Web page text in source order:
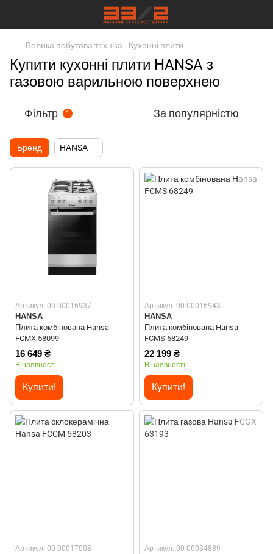
Велика побутова техніка Кухонні плити
Купити кухонні плити HANSA з
газовою варильною поверхнею
Фільтр 1 За популярністю
Бренд HANSA
Артикул: 00-00016937
HANSA
Плита комбінована Hansa
FCMX 58099
16 649 ₴
В наявності
Купити!
Артикул: 00-00016943
HANSA
Плита комбінована Hansa
FCMS 68249
22 199 ₴
В наявності
Купити!
Артикул: 00-00017008 Артикул: 00-00034889